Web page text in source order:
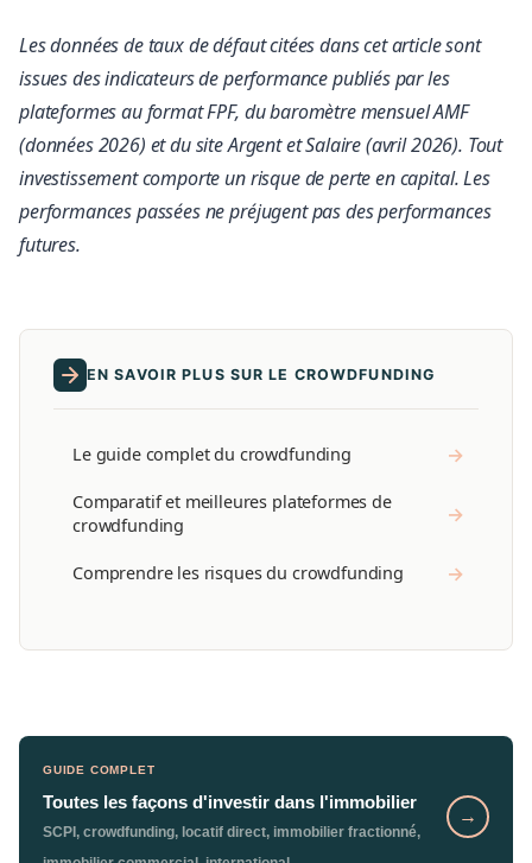
Les données de taux de défaut citées dans cet article sont
issues des indicateurs de performance publiés par les
plateformes au format FPF, du baromètre mensuel AMF
(données 2026) et du site Argent et Salaire (avril 2026). Tout
investissement comporte un risque de perte en capital. Les
performances passées ne préjugent pas des performances
futures.
EN SAVOIR PLUS SUR LE CROWDFUNDING
Le guide complet du crowdfunding →
Comparatif et meilleures plateformes de
crowdfunding
→
Comprendre les risques du crowdfunding →
GUIDE COMPLET
Toutes les façons d'investir dans l'immobilier
SCPI, crowdfunding, locatif direct, immobilier fractionné,
→